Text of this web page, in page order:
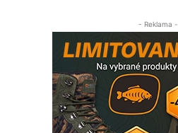
- Reklama -